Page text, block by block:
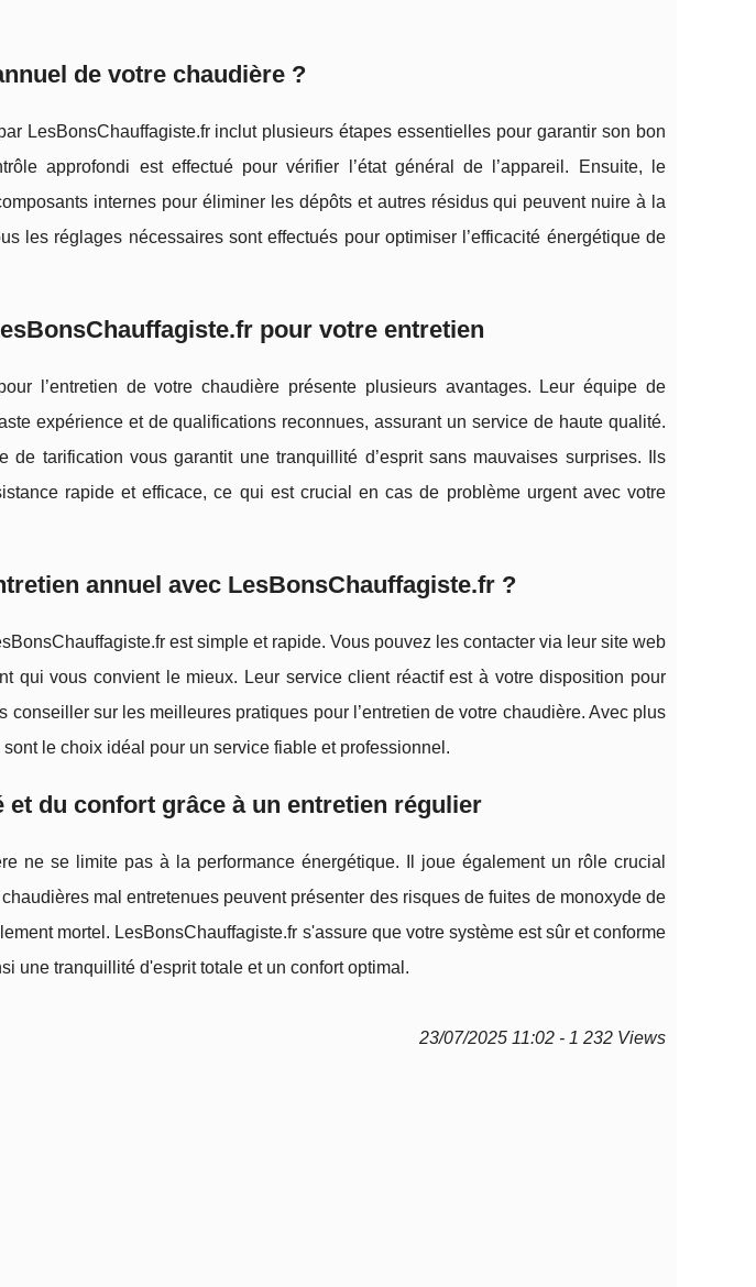
de votre chaudière ?
LesBonsChauffagiste.fr inclut plusieurs étapes essentielles pour garantir son bon
approfondi est effectué pour vérifier l’état général de l’appareil. Ensuite, le
internes pour éliminer les dépôts et autres résidus qui peuvent nuire à la
les réglages nécessaires sont effectués pour optimiser l’efficacité énergétique de
pour votre entretien
l’entretien de votre chaudière présente plusieurs avantages. Leur équipe de
expérience et de qualifications reconnues, assurant un service de haute qualité.
de tarification vous garantit une tranquillité d’esprit sans mauvaises surprises. Ils
rapide et efficace, ce qui est crucial en cas de problème urgent avec votre
annuel avec LesBonsChauffagiste.fr ?
est simple et rapide. Vous pouvez les contacter via leur site web
qui vous convient le mieux. Leur service client réactif est à votre disposition pour
conseiller sur les meilleures pratiques pour l’entretien de votre chaudière. Avec plus
le choix idéal pour un service fiable et professionnel.
du confort grâce à un entretien régulier
ne se limite pas à la performance énergétique. Il joue également un rôle crucial
mal entretenues peuvent présenter des risques de fuites de monoxyde de
mortel. LesBonsChauffagiste.fr s'assure que votre système est sûr et conforme
une tranquillité d'esprit totale et un confort optimal.
23/07/2025 11:02 - 1 232 Views